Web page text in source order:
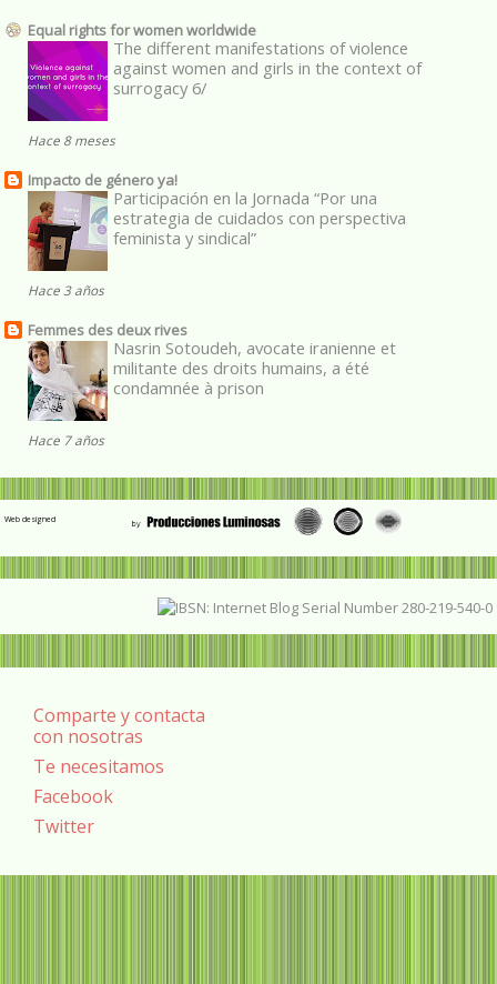
Equal rights for women worldwide
The different manifestations of violence
against women and girls in the context of
surrogacy 6/
Hace 8 meses
Impacto de género ya!
Participación en la Jornada “Por una
estrategia de cuidados con perspectiva
feminista y sindical”
Hace 3 años
Femmes des deux rives
Nasrin Sotoudeh, avocate iranienne et
militante des droits humains, a été
condamnée à prison
Hace 7 años
Web designed
Comparte y contacta
con nosotras
Te necesitamos
Facebook
Twitter